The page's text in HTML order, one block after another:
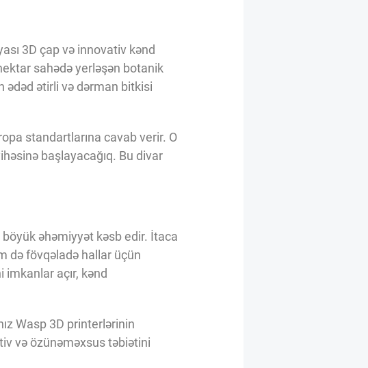
3D çap və innovativ kənd
sahədə yerləşən botanik
ədəd ətirli və dərman bitkisi
standartlarına cavab verir. O
başlayacağıq. Bu divar
böyük əhəmiyyət kəsb edir. İtaca
də fövqəladə hallar üçün
açır, kənd
Wasp 3D printerlərinin
və özünəməxsus təbiətini